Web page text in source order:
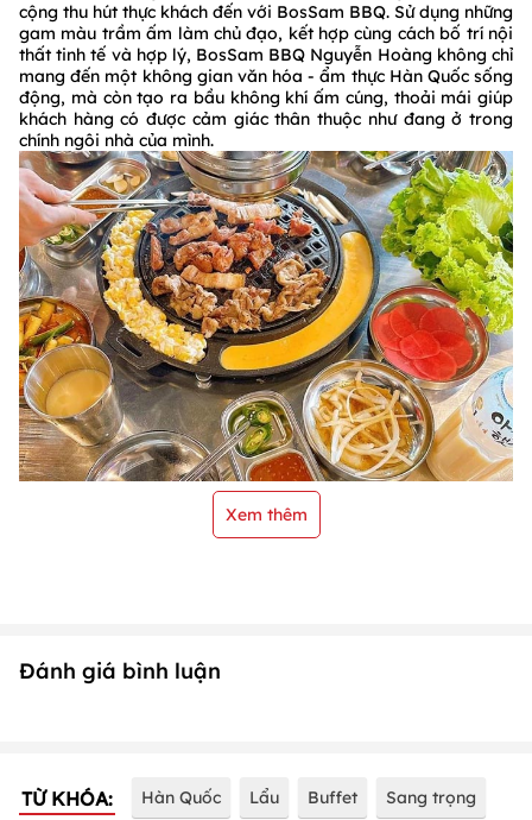
cộng thu hút thực khách đến với BosSam BBQ. Sử dụng những
gam màu trầm ấm làm chủ đạo, kết hợp cùng cách bố trí nội
thất tinh tế và hợp lý, BosSam BBQ Nguyễn Hoàng không chỉ
mang đến một không gian văn hóa - ẩm thực Hàn Quốc sống
động, mà còn tạo ra bầu không khí ấm cúng, thoải mái giúp
khách hàng có được cảm giác thân thuộc như đang ở trong
chính ngôi nhà của mình.
Xem thêm
Đánh giá bình luận
TỪ KHÓA: Hàn Quốc Lẩu Buffet Sang trọng